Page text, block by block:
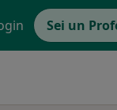
Sei un